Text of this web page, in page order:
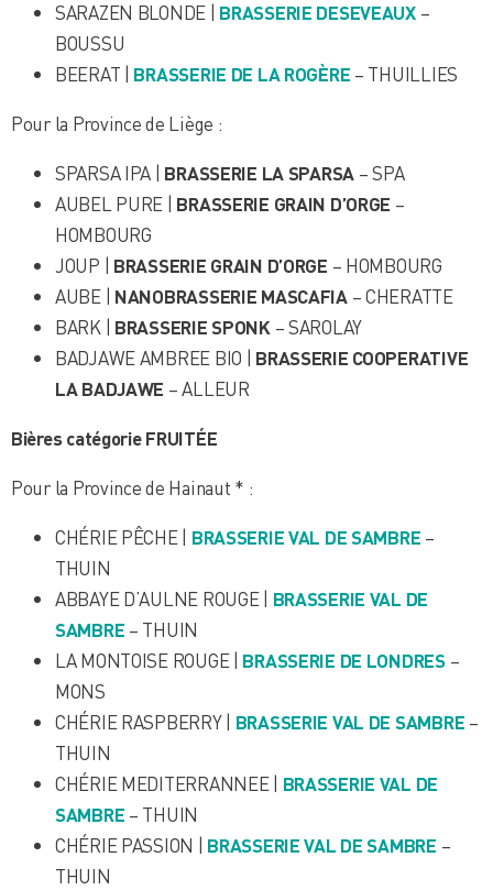
SARAZEN BLONDE | BRASSERIE DESEVEAUX–
BOUSSU
BEERAT | BRASSERIE DE LA ROGÈRE – THUILLIES
Pour la Province de Liège :
SPARSA IPA | BRASSERIE LA SPARSA – SPA
AUBEL PURE | BRASSERIE GRAIN D’ORGE –
HOMBOURG
JOUP | BRASSERIE GRAIN D’ORGE – HOMBOURG
AUBE | NANOBRASSERIE MASCAFIA– CHERATTE
BARK | BRASSERIE SPONK – SAROLAY
BADJAWE AMBREE BIO | BRASSERIE COOPERATIVE
LA BADJAWE – ALLEUR
Bières catégorie FRUITÉE
Pour la Province de Hainaut * :
CHÉRIE PÊCHE | BRASSERIE VAL DE SAMBRE –
THUIN
ABBAYE D’AULNE ROUGE | BRASSERIE VAL DE
SAMBRE – THUIN
LA MONTOISE ROUGE | BRASSERIE DE LONDRES–
MONS
CHÉRIE RASPBERRY | BRASSERIE VAL DE SAMBRE –
THUIN
CHÉRIE MEDITERRANNEE | BRASSERIE VAL DE
SAMBRE – THUIN
CHÉRIE PASSION | BRASSERIE VAL DE SAMBRE –
THUIN